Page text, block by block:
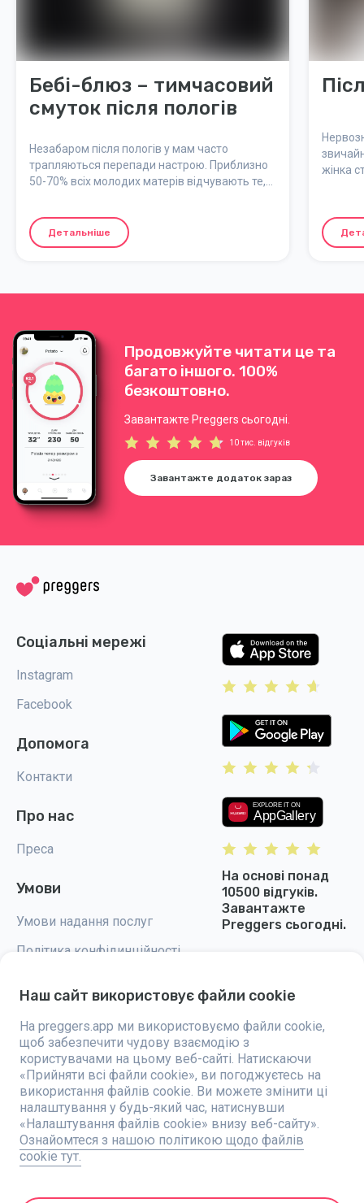
Бебі-блюз – тимчасовий
смуток після пологів
Незабаром після пологів у мам часто
трапляються перепади настрою. Приблизно
50-70% всіх молодих матерів відчувають те,
"материнський блюз".
Детальніше
жінка
Продовжуйте читати це та
багато іншого. 100%
безкоштовно.
Завантажте Preggers сьогодні.
10 тис. відгуків
Завантажте додаток зараз
Соціальні мережі
Instagram
Facebook
Допомога
Контакти
Про нас
Преса
Умови
Умови надання послуг
Політика конфідинційності
На основі понад
10500 відгуків.
Завантажте
Preggers сьогодні.
Preggers — це додаток, створений шведською компанією Stroller AB у
2017 році, спрямований на полегшення батьківства для майбутніх та
новоспечених батьків у всьому світі. Завдяки різноманітній команді
та співпраці з експертами, були розроблені зручні у використанні
додатки, якими користуються понад два мільйони людей. Preggers
пропонує унікальний 3D-досвід, надаючи персоналізовані оновлення,
поради та інструменти для кожного етапу вагітності. Додаток також
підтримує новоспечених батьків практичними порадами щодо
догляду за новонародженими. Завдяки інклюзивності Preggers
Наш сайт використовує файли cookie
На preggers.app ми використовуємо файли cookie,
щоб забезпечити чудову взаємодію з
користувачами на цьому веб-сайті. Натискаючи
«Прийняти всі файли cookie», ви погоджуєтесь на
використання файлів cookie. Ви можете змінити ці
налаштування у будь-який час, натиснувши
«Налаштування файлів cookie» внизу веб-сайту».
Ознайомтеся з нашою політикою щодо файлів
cookie тут.